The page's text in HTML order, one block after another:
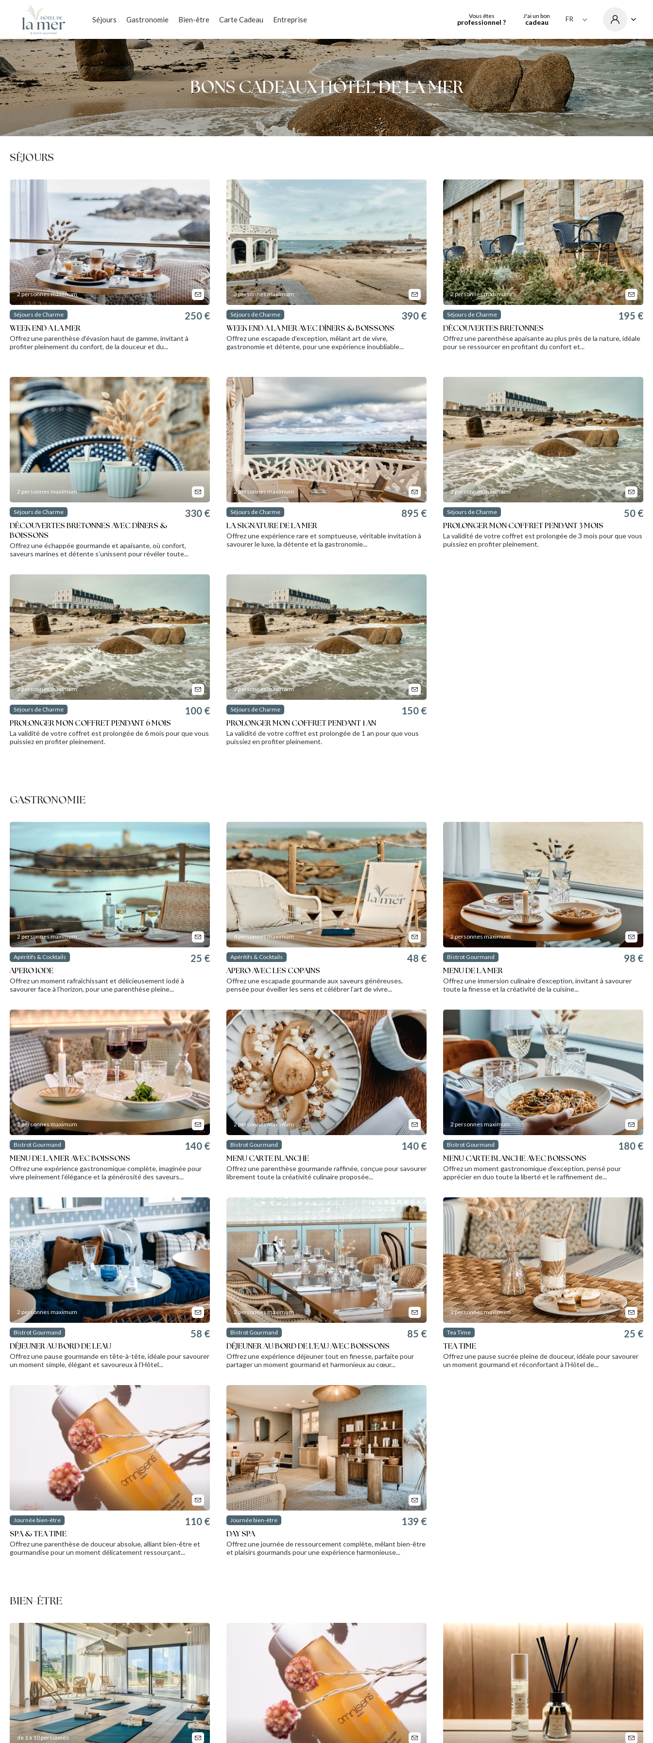
Séjours Gastronomie Bien-être Carte Cadeau Entreprise Vous êtes
professionnel ?
J'ai un bon
cadeau FR
BONS CADEAUX HÔTEL DE LA MER
SÉJOURS
2 personnes maximum
Séjours de Charme
WEEK END A LA MER
250 €
Offrez une parenthèse d’évasion haut de gamme, invitant à
profiter pleinement du confort, de la douceur et du...
2 personnes maximum
Séjours de Charme
WEEK END A LA MER AVEC DÎNERS & BOISSONS
390 €
Offrez une escapade d’exception, mêlant art de vivre,
gastronomie et détente, pour une expérience inoubliable...
2 personnes maximum
Séjours de Charme
DÉCOUVERTES BRETONNES
195 €
Offrez une parenthèse apaisante au plus près de la nature, idéale
pour se ressourcer en profitant du confort et...
2 personnes maximum
Séjours de Charme
DÉCOUVERTES BRETONNES AVEC DÎNERS &
BOISSONS
330 €
Offrez une échappée gourmande et apaisante, où confort,
saveurs marines et détente s’unissent pour révéler toute...
2 personnes maximum
Séjours de Charme
LA SIGNATURE DE LA MER
895 €
Offrez une expérience rare et somptueuse, véritable invitation à
savourer le luxe, la détente et la gastronomie...
2 personnes maximum
Séjours de Charme
PROLONGER MON COFFRET PENDANT 3 MOIS
50 €
La validité de votre coffret est prolongée de 3 mois pour que vous
puissiez en profiter pleinement.
2 personnes maximum
Séjours de Charme
PROLONGER MON COFFRET PENDANT 6 MOIS
100 €
La validité de votre coffret est prolongée de 6 mois pour que vous
puissiez en profiter pleinement.
2 personnes maximum
Séjours de Charme
PROLONGER MON COFFRET PENDANT 1 AN
150 €
La validité de votre coffret est prolongée de 1 an pour que vous
puissiez en profiter pleinement.
GASTRONOMIE
2 personnes maximum
Apéritifs & Cocktails
APERO IODE
25 €
Offrez un moment rafraîchissant et délicieusement iodé à
savourer face à l’horizon, pour une parenthèse pleine...
4 personnes maximum
Apéritifs & Cocktails
APERO AVEC LES COPAINS
48 €
Offrez une escapade gourmande aux saveurs généreuses,
pensée pour éveiller les sens et célébrer l’art de vivre...
2 personnes maximum
Bistrot Gourmand
MENU DE LA MER
98 €
Offrez une immersion culinaire d’exception, invitant à savourer
toute la finesse et la créativité de la cuisine...
2 personnes maximum
Bistrot Gourmand
MENU DE LA MER AVEC BOISSONS
140 €
Offrez une expérience gastronomique complète, imaginée pour
vivre pleinement l’élégance et la générosité des saveurs...
2 personnes maximum
Bistrot Gourmand
MENU CARTE BLANCHE
140 €
Offrez une parenthèse gourmande raffinée, conçue pour savourer
librement toute la créativité culinaire proposée...
2 personnes maximum
Bistrot Gourmand
MENU CARTE BLANCHE AVEC BOISSONS
180 €
Offrez un moment gastronomique d’exception, pensé pour
apprécier en duo toute la liberté et le raffinement de...
2 personnes maximum
Bistrot Gourmand
DÉJEUNER AU BORD DE LEAU
58 €
Offrez une pause gourmande en tête-à-tête, idéale pour savourer
un moment simple, élégant et savoureux à l’Hôtel...
2 personnes maximum
Bistrot Gourmand
DÉJEUNER AU BORD DE L'EAU AVEC BOISSONS
85 €
Offrez une expérience déjeuner tout en finesse, parfaite pour
partager un moment gourmand et harmonieux au cœur...
2 personnes maximum
Tea Time
TEA TIME
25 €
Offrez une pause sucrée pleine de douceur, idéale pour savourer
un moment gourmand et réconfortant à l’Hôtel de...
Journée bien-être
SPA & TEA TIME
110 €
Offrez une parenthèse de douceur absolue, alliant bien-être et
gourmandise pour un moment délicatement ressourçant...
Journée bien-être
DAY SPA
139 €
Offrez une journée de ressourcement complète, mêlant bien-être
et plaisirs gourmands pour une expérience harmonieuse...
BIEN-ÊTRE
de 1 à 10 personnes